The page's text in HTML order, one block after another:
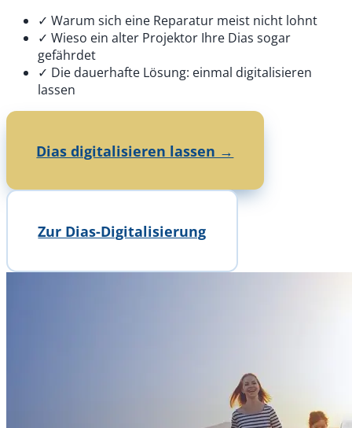
✓ Warum sich eine Reparatur meist nicht lohnt
✓ Wieso ein alter Projektor Ihre Dias sogar
gefährdet
✓ Die dauerhafte Lösung: einmal digitalisieren
lassen
Dias digitalisieren lassen →
Zur Dias-Digitalisierung